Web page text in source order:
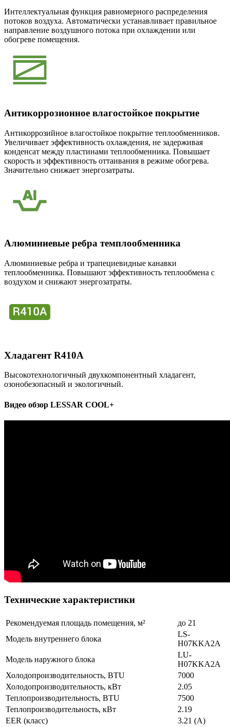
Интеллектуальная функция равномерного распределения
потоков воздуха. Автоматически устанавливает правильное
направление воздушного потока при охлаждении или
обогреве помещения.
Антикоррозионное влагостойкое покрытие
Антикоррозийное влагостойкое покрытие теплообменников.
Увеличивает эффективность охлаждения, не задерживая
конденсат между пластинами теплообменника. Повышает
скорость и эффективность оттаивания в режиме обогрева.
Значительно снижает энергозатраты.
Алюминиевые ребра темплообменника
Алюминиевые ребра и трапециевидные канавки
теплообменника. Повышают эффективность теплообмена с
воздухом и снижают энергозатраты.
Хладагент R410A
Высокотехнологичный двухкомпонентный хладагент,
озонобезопасный и экологичный.
Видео обзор LESSAR COOL+
Технические характеристики
Рекомендуемая площадь помещения, м²
до 21
Модель внутреннего блока
LS-
H07KKA2A
Модель наружного блока
LU-
H07KKA2A
Холодопроизводительность, BTU
7000
Холодопроизводительность, кВт
2.05
Теплопроизводительность, BTU
7500
Теплопроизводительность, кВт
2.19
EER (класс)
3.21 (A)